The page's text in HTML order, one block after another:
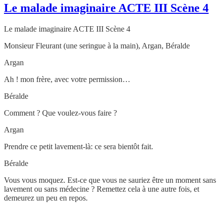
Le malade imaginaire ACTE III Scène 4
Le malade imaginaire ACTE III Scène 4
Monsieur Fleurant (une seringue à la main), Argan, Béralde
Argan
Ah ! mon frère, avec votre permission…
Béralde
Comment ? Que voulez-vous faire ?
Argan
Prendre ce petit lavement-là: ce sera bientôt fait.
Béralde
Vous vous moquez. Est-ce que vous ne sauriez être un moment sans
lavement ou sans médecine ? Remettez cela à une autre fois, et
demeurez un peu en repos.